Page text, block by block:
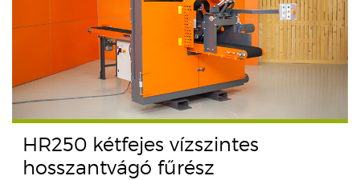
HR250 kétfejes vízszintes
hosszantvágó fűrész